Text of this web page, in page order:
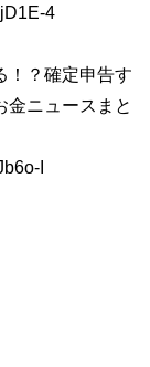
4
！？確定申告す
金ニュースまと
I